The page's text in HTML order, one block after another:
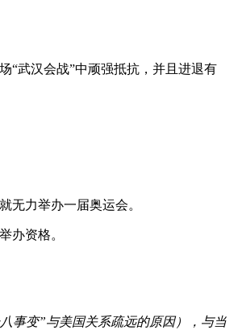
“武汉会战”中顽强抵抗，并且进退有
无力举办一届奥运会。
办资格。
事变”与美国关系疏远的原因），与当